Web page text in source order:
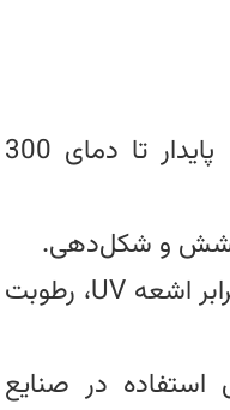
مقاومت حرارتی بالا: عملکرد پایدار تا دمای 300
کشش و شکل‌دهی.
پایداری شیمیایی: مقاوم در برابر اشعه UV، رطوبت
استفاده در صنایع